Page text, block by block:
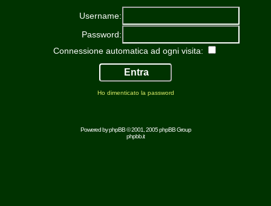
Username:
Password:
Connessione automatica ad ogni visita:
Ho dimenticato la password
Powered byphpBB© 2001, 2005 phpBB Group
phpbb.it